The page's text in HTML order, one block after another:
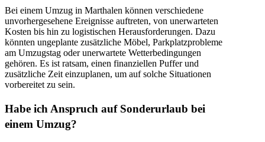
Bei einem Umzug in Marthalen können verschiedene
unvorhergesehene Ereignisse auftreten, von unerwarteten
Kosten bis hin zu logistischen Herausforderungen. Dazu
könnten ungeplante zusätzliche Möbel, Parkplatzprobleme
am Umzugstag oder unerwartete Wetterbedingungen
gehören. Es ist ratsam, einen finanziellen Puffer und
zusätzliche Zeit einzuplanen, um auf solche Situationen
vorbereitet zu sein.
Habe ich Anspruch auf Sonderurlaub bei
einem Umzug?